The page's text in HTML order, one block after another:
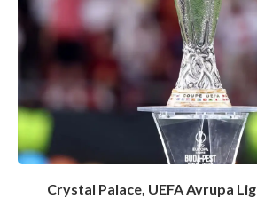
Crystal Palace, UEFA Avrupa